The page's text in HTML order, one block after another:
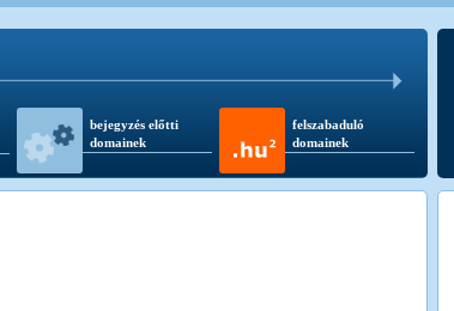
bejegyzés előtti
domainek
felszabaduló
domainek